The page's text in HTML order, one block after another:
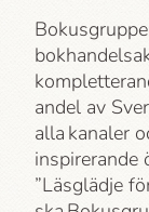
andel av
alla kanaler
inspirerande
”Läsglädje